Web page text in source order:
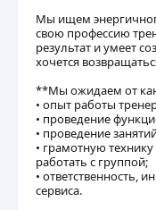
Мы ищем
свою профессию
результат и умеет
хочется
**Мы ожидаем от
• опыт работы
• проведение
• проведение
• грамотную
работать с группой;
• ответственность,
сервиса.